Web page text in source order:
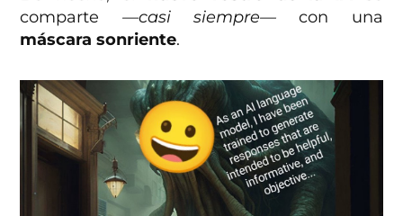
comparte —casi siempre— con una
máscara sonriente.